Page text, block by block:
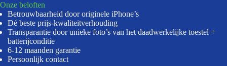
Onze beloften
Betrouwbaarheid door originele iPhone’s
Dé beste prijs-kwaliteitverhouding
Transparantie door unieke foto’s van het daadwerkelijke toestel +
batterijconditie
6-12 maanden garantie
Persoonlijk contact